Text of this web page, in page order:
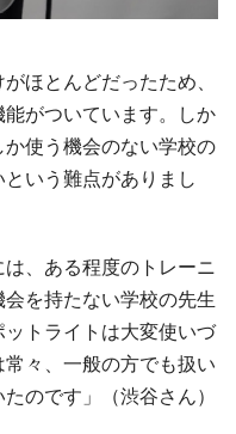
ほとんどだったため、
がついています。しか
使う機会のない学校の
いう難点がありまし
は、ある程度のトレーニ
を持たない学校の先生
トライトは大変使いづ
々、一般の方でも扱い
のです」（渋谷さん）